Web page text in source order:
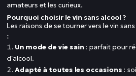
amateurs et les curieux.
Pourquoi choisir le vin sans alcool ?
Les raisons de se tourner vers le vin
:
Un mode de vie sain : parfait pour
d'alcool.
Adapté à toutes les occasions :